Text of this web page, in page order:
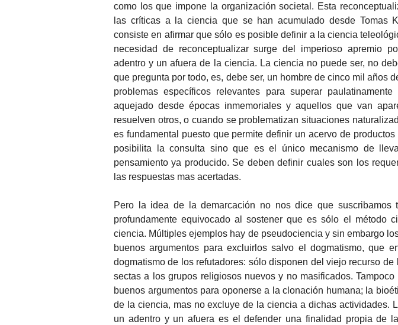
como los que impone la organización societal. Esta
las críticas a la ciencia que se han acumulado desde Tomas
consiste en afirmar que sólo es posible definir a la ciencia
necesidad de reconceptualizar surge del imperioso apremio
adentro y un afuera de la ciencia. La ciencia no puede ser, no
que pregunta por todo, es, debe ser, un hombre de cinco mil años
problemas específicos relevantes para superar
aquejado desde épocas inmemoriales y aquellos que van
resuelven otros, o cuando se problematizan situaciones
es fundamental puesto que permite definir un acervo de
posibilita la consulta sino que es el único mecanismo de
pensamiento ya producido. Se deben definir cuales son los
las respuestas mas acertadas.
Pero la idea de la demarcación no nos dice que suscribamos
profundamente equivocado al sostener que es sólo el método
ciencia. Múltiples ejemplos hay de pseudociencia y sin embargo
buenos argumentos para excluirlos salvo el dogmatismo, que
dogmatismo de los refutadores: sólo disponen del viejo recurso
sectas a los grupos religiosos nuevos y no masificados.
buenos argumentos para oponerse a la clonación humana; la
de la ciencia, mas no excluye de la ciencia a dichas actividades.
un adentro y un afuera es el defender una finalidad propia de